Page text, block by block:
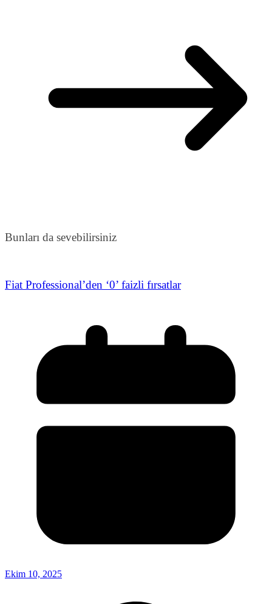
Bunları da sevebilirsiniz
Fiat Professional’den ‘0’ faizli fırsatlar
Ekim 10, 2025